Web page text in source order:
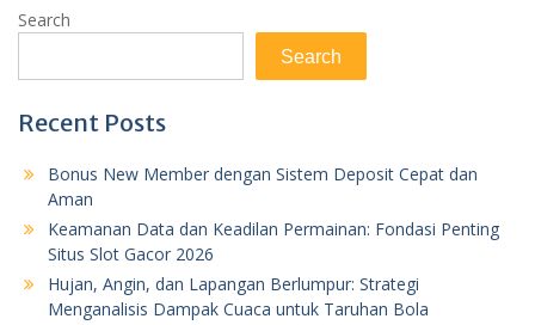
Search
Search
Recent Posts
Bonus New Member dengan Sistem Deposit Cepat dan
Aman
Keamanan Data dan Keadilan Permainan: Fondasi Penting
Situs Slot Gacor 2026
Hujan, Angin, dan Lapangan Berlumpur: Strategi
Menganalisis Dampak Cuaca untuk Taruhan Bola